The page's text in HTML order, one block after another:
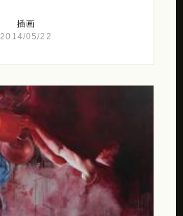
插画
2014/05/22